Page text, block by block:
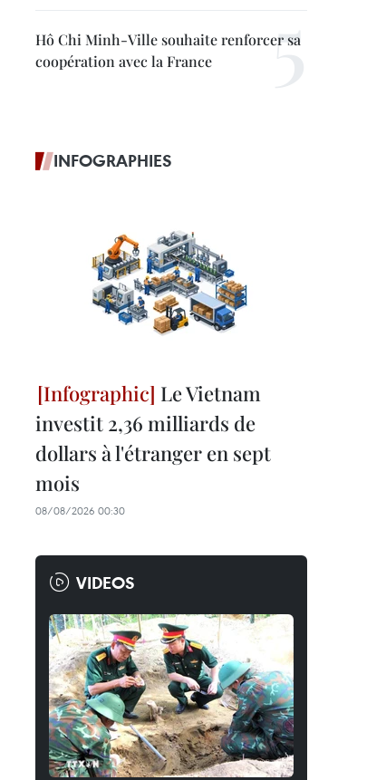
Hô Chi Minh-Ville souhaite renforcer sa
coopération avec la France
INFOGRAPHIES
Le Vietnam
investit 2,36 milliards de
dollars à l'étranger en sept
mois
08/08/2026 00:30
VIDEOS